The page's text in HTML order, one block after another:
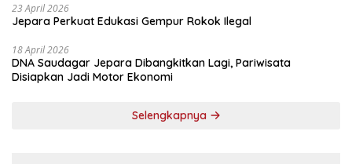
23 April 2026
Jepara Perkuat Edukasi Gempur Rokok Ilegal
18 April 2026
DNA Saudagar Jepara Dibangkitkan Lagi, Pariwisata
Disiapkan Jadi Motor Ekonomi
Selengkapnya